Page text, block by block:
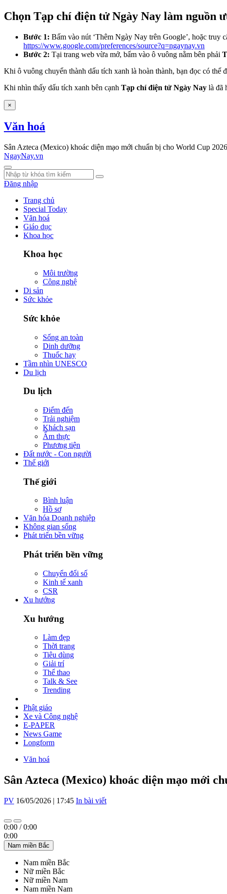
Chọn Tạp chí điện tử Ngày Nay làm nguồn
Bước 1: Bấm vào nút ‘Thêm Ngày Nay trên Google’, hoặc truy
https://www.google.com/preferences/source?q=ngaynay.vn
Bước 2: Tại trang web vừa mở, bấm vào ô vuông nằm bên phải
Khi ô vuông chuyển thành dấu tích xanh là hoàn thành, bạn đọc có thể
Khi nhìn thấy dấu tích xanh bên cạnh Tạp chí điện tử Ngày Nay là đã
×
Văn hoá
Sân Azteca (Mexico) khoác diện mạo mới chuẩn bị cho World Cup 2026
NgayNay.vn
Đăng nhập
Trang chủ
Special Today
Văn hoá
Giáo dục
Khoa học
Khoa học
Môi trường
Công nghệ
Di sản
Sức khỏe
Sức khỏe
Sống an toàn
Dinh dưỡng
Thuốc hay
Tầm nhìn UNESCO
Du lịch
Du lịch
Điểm đến
Trải nghiệm
Khách sạn
Ẩm thực
Phương tiện
Đất nước - Con người
Thế giới
Thế giới
Bình luận
Hồ sơ
Văn hóa Doanh nghiệp
Không gian sống
Phát triển bền vững
Phát triển bền vững
Chuyển đổi số
Kinh tế xanh
CSR
Xu hướng
Xu hướng
Làm đẹp
Thời trang
Tiêu dùng
Giải trí
Thể thao
Talk & See
Trending
Phật giáo
Xe và Công nghệ
E-PAPER
News Game
Longform
Văn hoá
Sân Azteca (Mexico) khoác diện mạo mới
PV 16/05/2026 | 17:45 In bài viết
0:00 /0:00
0:00
Nam miền Bắc
Nam miền Bắc
Nữ miền Bắc
Nữ miền Nam
Nam miền Nam